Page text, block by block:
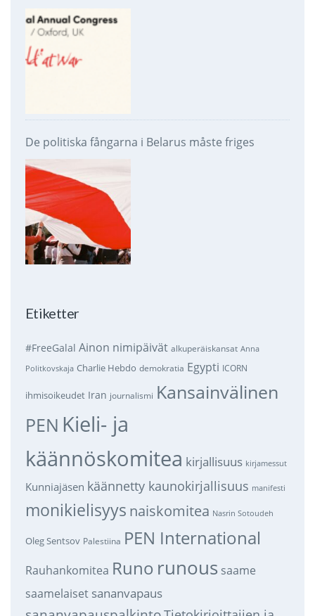
De politiska fångarna i Belarus måste friges
Etiketter
#FreeGalal Ainon nimipäivät alkuperäiskansat Anna
Politkovskaja Charlie Hebdo demokratia Egypti ICORN
ihmisoikeudet Iran journalismi Kansainvälinen
PEN Kieli- ja
käännöskomitea kirjallisuus kirjamessut
Kunniajäsen käännetty kaunokirjallisuus manifesti
monikielisyys naiskomitea Nasrin Sotoudeh
Oleg Sentsov Palestiina PEN International
Rauhankomitea Runo runous saame
saamelaiset sananvapaus